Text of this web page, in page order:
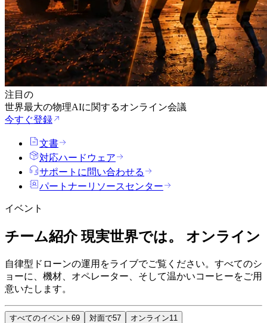
注目の
世界最大の物理AIに関するオンライン会議
今すぐ登録
文書
対応ハードウェア
サポートに問い合わせる
パートナーリソースセンター
イベント
チーム紹介 現実世界では。 オンライン
自律型ドローンの運用をライブでご覧ください。すべてのシ
ョーに、機材、オペレーター、そして温かいコーヒーをご用
意いたします。
すべてのイベント 69 対面で57 オンライン11